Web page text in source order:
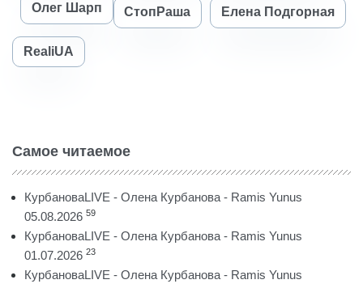
Олег Шарп СтопРаша Елена Подгорная
RealiUA
Самое читаемое
КурбановаLIVE - Олена Курбанова - Ramis Yunus
05.08.2026 59
КурбановаLIVE - Олена Курбанова - Ramis Yunus
01.07.2026 23
КурбановаLIVE - Олена Курбанова - Ramis Yunus